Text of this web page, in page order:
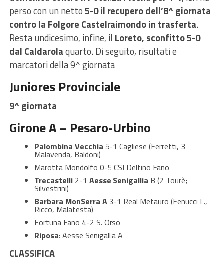
perso con un netto5-0 il recupero dell’8^ giornata
contro la Folgore Castelraimondo in trasferta.
Resta undicesimo, infine, il Loreto, sconfitto 5-0
dal Caldarolaquarto. Di seguito, risultati e
marcatori della 9^ giornata
Juniores Provinciale
9^ giornata
Girone A – Pesaro-Urbino
Palombina Vecchia 5-1 Cagliese (Ferretti, 3
Malavenda, Baldoni)
Marotta Mondolfo 0-5 CSI Delfino Fano
Trecastelli2-1 Aesse Senigallia B (2 Tourè;
Silvestrini)
Barbara MonSerra A3-1 Real Metauro (Fenucci L.,
Ricco, Malatesta)
Fortuna Fano 4-2 S. Orso
Riposa: Aesse Senigallia A
CLASSIFICA